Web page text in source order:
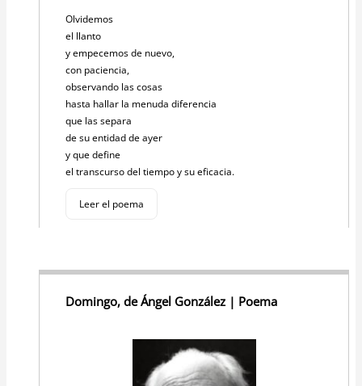
Olvidemos
el llanto
y empecemos de nuevo,
con paciencia,
observando las cosas
hasta hallar la menuda diferencia
que las separa
de su entidad de ayer
y que define
el transcurso del tiempo y su eficacia.
Leer el poema
Domingo, de Ángel González | Poema